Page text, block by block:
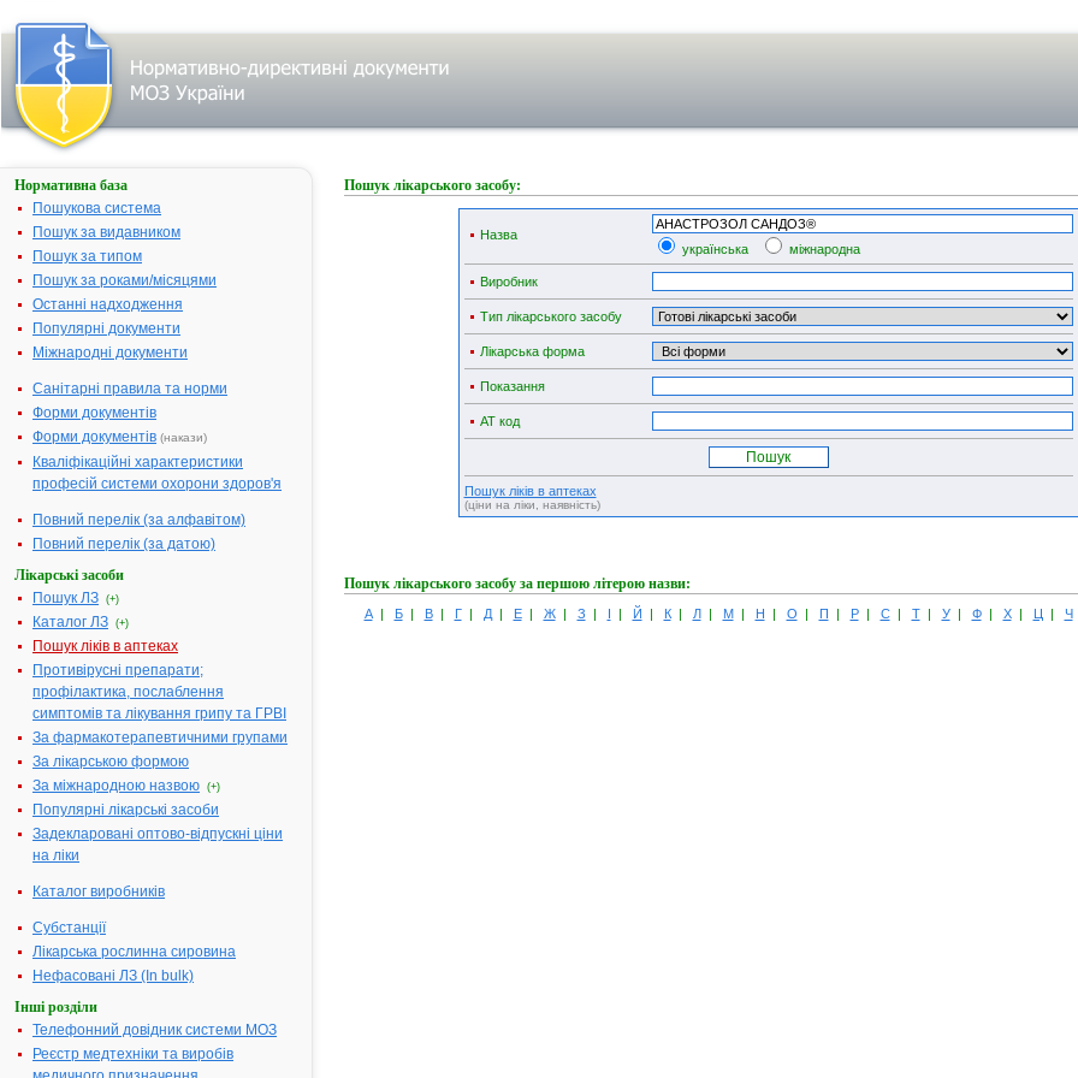
Нормативна база
Пошукова система
Пошук за видавником
Пошук за типом
Пошук за роками/місяцями
Останні надходження
Популярні документи
Міжнародні документи
Санітарні правила та норми
Форми документів
Форми документів (накази)
Кваліфікаційні характеристики
професій системи охорони здоров'я
Повний перелік (за алфавітом)
Повний перелік (за датою)
Лікарські засоби
Пошук ЛЗ (+)
Каталог ЛЗ (+)
Пошук ліків в аптеках
Противірусні препарати;
профілактика, послаблення
симптомів та лікування грипу та ГРВІ
За фармакотерапевтичними групами
За лікарською формою
За міжнародною назвою (+)
Популярні лікарські засоби
Задекларовані оптово-відпускні ціни
на ліки
Каталог виробників
Субстанції
Лікарська рослинна сировина
Нефасовані ЛЗ (In bulk)
Інші розділи
Телефонний довідник системи МОЗ
Реєстр медтехніки та виробів
Пошук лікарського засобу:
Назва
українська
міжнародна
Виробник
Тип лікарського засобу
Лікарська форма
Показання
АТ код
Пошук ліків в аптеках
(ціни на ліки, наявність)
Пошук лікарського засобу за першою літерою назви:
А| Б| В| Г| Д| Е| Ж| З | І | Й | К| Л| М| Н | О | П | Р| С| Т| У| Ф| Х| Ц | Ч